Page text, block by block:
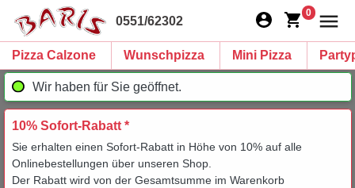
0551/62302
0
Pizza Calzone Wunschpizza Mini Pizza
Wir haben für Sie geöffnet.
10% Sofort-Rabatt *
Sie erhalten einen Sofort-Rabatt in Höhe von 10% auf alle
Onlinebestellungen über unseren Shop.
Der Rabatt wird von der Gesamtsumme im Warenkorb